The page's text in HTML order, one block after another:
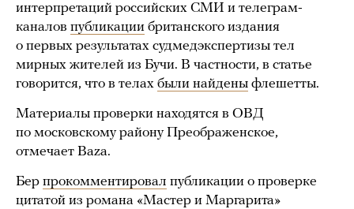
интерпретаций российских СМИ и телеграм-
каналов публикации британского издания
о первых результатах судмедэкспертизы тел
мирных жителей из Бучи. В частности, в статье
говорится, что в телах были найдены флешетты.
Материалы проверки находятся в ОВД
по московскому району Преображенское,
отмечает Baza.
Бер прокомментировал публикации о проверке
цитатой из романа «Мастер и Маргарита»